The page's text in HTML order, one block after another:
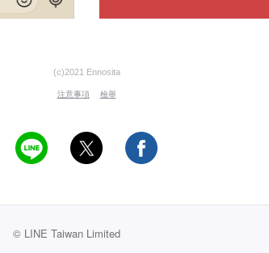
(c)2021 Ennosita
注意事項 檢舉
© LINE Taiwan Limited